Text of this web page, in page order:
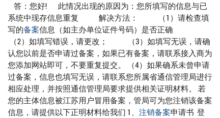
答：您好! 此情况出现的原因为：您所填写的信息与已
系统中现存信息重复 解决方法： （1）请检查填
写的备案信息（如主办单位证件号码）是否正确
（2）如填写错误，请更改； （3）如填写无误，请确
认您以前是否申请过备案，如果已有备案，请联系接入商为
您添加网站即可，不要重复提交。 （4）如果确系未曾申请
过备案，信息也填写无误，请联系您所属省通信管理局进行
相应处理，并按照通信管理局要求提供相关证明材料。 若
您的主体信息被江苏用户冒用备案，管局可为您注销该备案
信息，请提供以下正明材料给我们 1、 注销备案申请书 登